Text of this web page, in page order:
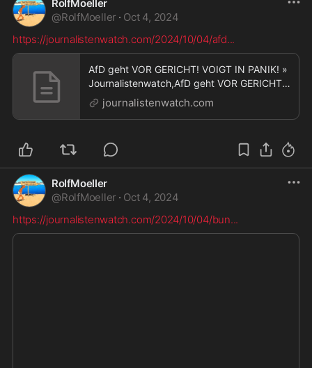
RolfMoeller
@RolfMoeller · Oct 4, 2024
https://journalistenwatch.com/2024/10/04/afd...
AfD geht VOR GERICHT! VOIGT IN PANIK! »
Journalistenwatch,AfD geht VOR GERICHT!
VOIGT IN PANIK!
journalistenwatch.com
RolfMoeller
@RolfMoeller · Oct 4, 2024
https://journalistenwatch.com/2024/10/04/bun...